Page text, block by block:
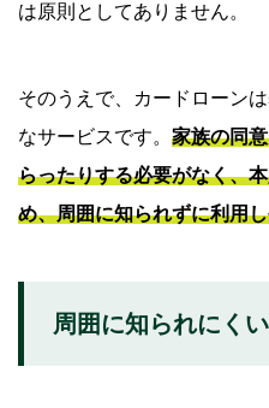
は原則としてありません。
そのうえで、カードローン
なサービスです。 家族の同
らったりする必要がなく、
め、周囲に知られずに利用
周囲に知られにく